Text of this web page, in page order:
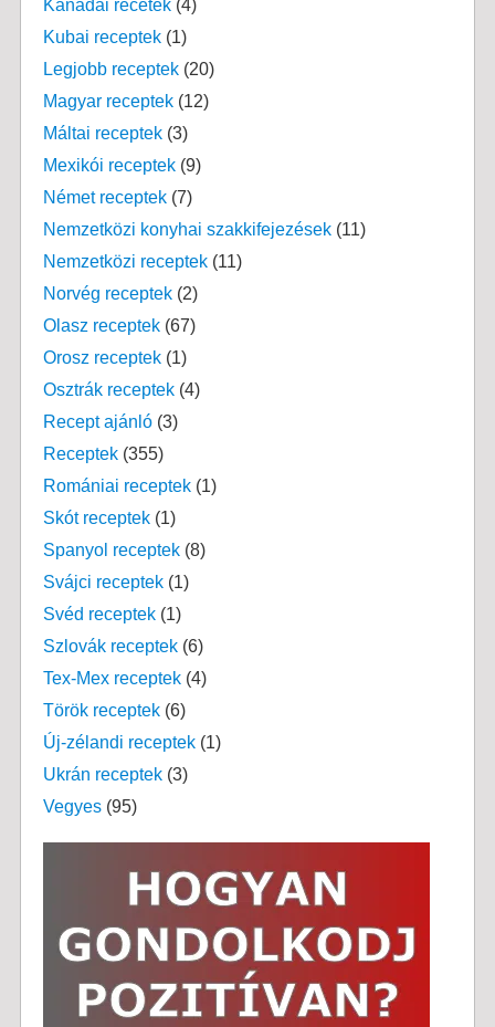
Kanadai recetek(4)
Kubai receptek(1)
Legjobb receptek(20)
Magyar receptek(12)
Máltai receptek(3)
Mexikói receptek(9)
Német receptek(7)
Nemzetközi konyhai szakkifejezések(11)
Nemzetközi receptek(11)
Norvég receptek(2)
Olasz receptek(67)
Orosz receptek(1)
Osztrák receptek(4)
Recept ajánló(3)
Receptek(355)
Romániai receptek(1)
Skót receptek(1)
Spanyol receptek(8)
Svájci receptek(1)
Svéd receptek(1)
Szlovák receptek(6)
Tex-Mex receptek(4)
Török receptek(6)
Új-zélandi receptek(1)
Ukrán receptek(3)
Vegyes(95)